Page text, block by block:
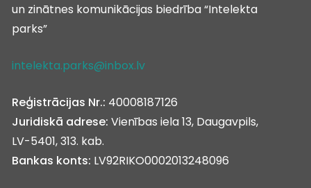
un zinātnes komunikācijas biedrība “Intelekta
parks”
intelekta.parks@inbox.lv
Reģistrācijas Nr.: 40008187126
Juridiskā adrese: Vienības iela 13, Daugavpils,
LV-5401, 313. kab.
Bankas konts: LV92RIKO0002013248096